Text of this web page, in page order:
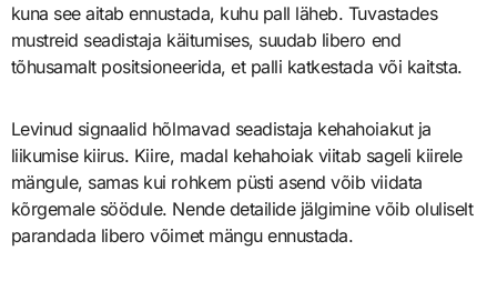
kuna see aitab ennustada, kuhu pall läheb. Tuvastades
mustreid seadistaja käitumises, suudab libero end
tõhusamalt positsioneerida, et palli katkestada või kaitsta.
Levinud signaalid hõlmavad seadistaja kehahoiakut ja
liikumise kiirus. Kiire, madal kehahoiak viitab sageli kiirele
mängule, samas kui rohkem püsti asend võib viidata
kõrgemale söödule. Nende detailide jälgimine võib oluliselt
parandada libero võimet mängu ennustada.